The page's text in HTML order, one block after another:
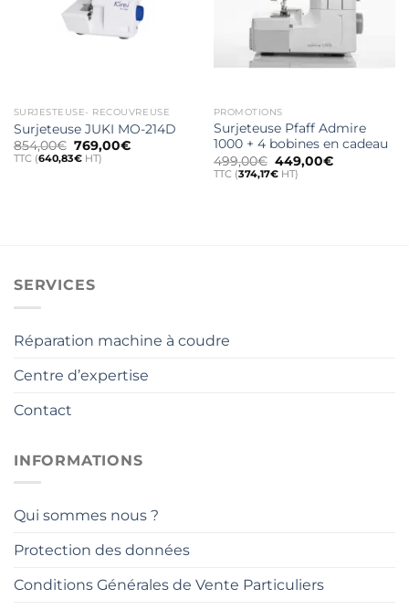
SURJESTEUSE- RECOUVREUSE
Surjeteuse JUKI MO-214D
854,00€ Le
prix
initial
769,00€Le
TTC (640,83€HT)
PROMOTIONS
Surjeteuse Pfaff Admire
1000 + 4 bobines en cadeau
499,00€ Le
prix
initial
449,00€Le
TTC (374,17€HT)
SERVICES
Réparation machine à coudre
Centre d’expertise
Contact
INFORMATIONS
Qui sommes nous ?
Protection des données
Conditions Générales de Vente Particuliers